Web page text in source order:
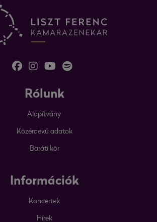
Rólunk
Alapítvány
Közérdekű adatok
Baráti kör
Információk
Koncertek
Hírek